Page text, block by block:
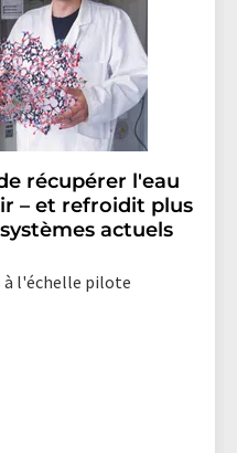
récupérer l'eau
– et refroidit plus
actuels
à l'échelle pilote